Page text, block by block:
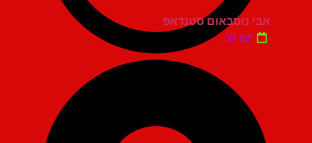
אבי נוסבאום סטנדאפ
יום ש'